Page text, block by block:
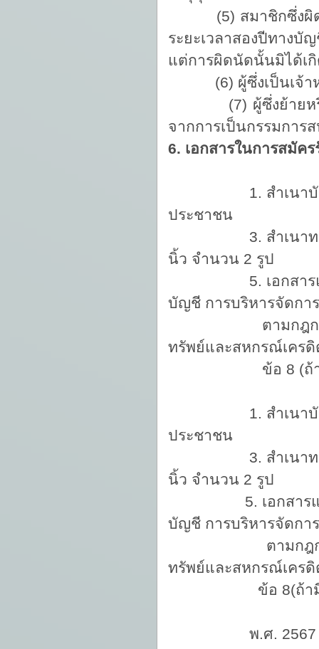
(5) สมาชิกซึ่งผิดนัด
ระยะเวลาสองปีทาง
แต่การผิดนัดนั้นมิได้เ
(6) ผู้ซึ่งเป็นเจ้า
(7) ผู้ซึ่งย้ายหรือโ
จากการเป็นกรรมการ
6. เอกสารในการสมัคร
1. สำเนาบัตรป
ประชาชน
3. สำเนาทะ
นิ้ว จำนวน 2 รูป
5. เอกสารแสดง
บัญชี การบริหารจัดกา
ตามกฎกระทรวง
ทรัพย์และสหกรณ์เคร
ข้อ 8 (ถ้า
1. สำเนาบัตรปร
ประชาชน
3. สำเนาทะ
นิ้ว จำนวน 2 รูป
5. เอกสารแสดง
บัญชี การบริหารจัดกา
ตามกฎกระทรวง
ทรัพย์และสหกรณ์เคร
ข้อ 8(ถ้า
พ.ศ. 2567